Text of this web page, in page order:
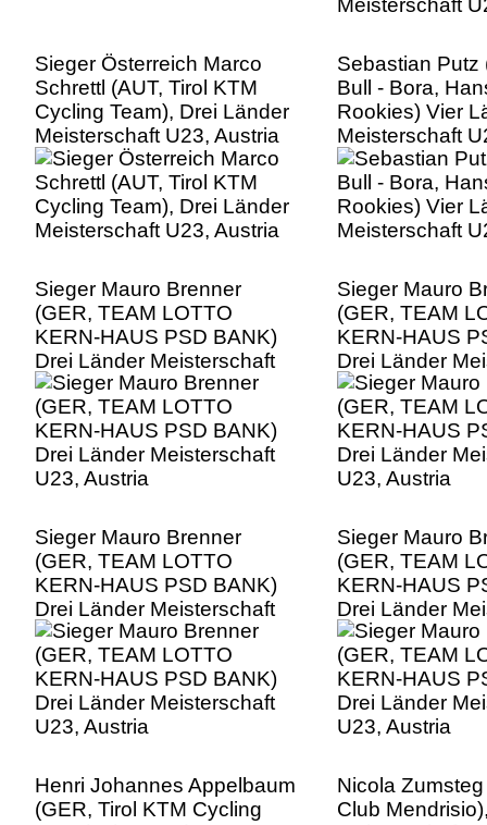
Sieger Österreich Marco
Schrettl (AUT, Tirol KTM
Cycling Team), Drei Länder
Meisterschaft U23, Austria
Sebastian Putz
Bull - Bora,
Rookies) Vier
Meisterschaft
Sieger Mauro Brenner
(GER, TEAM LOTTO
KERN-HAUS PSD BANK)
Drei Länder Meisterschaft
U23, Austria
Sieger Mauro
(GER, TEAM
KERN-HAUS
Drei Länder
U23, Austria
Sieger Mauro Brenner
(GER, TEAM LOTTO
KERN-HAUS PSD BANK)
Drei Länder Meisterschaft
U23, Austria
Sieger Mauro
(GER, TEAM
KERN-HAUS
Drei Länder
U23, Austria
Henri Johannes Appelbaum
(GER, Tirol KTM Cycling
Nicola
Club